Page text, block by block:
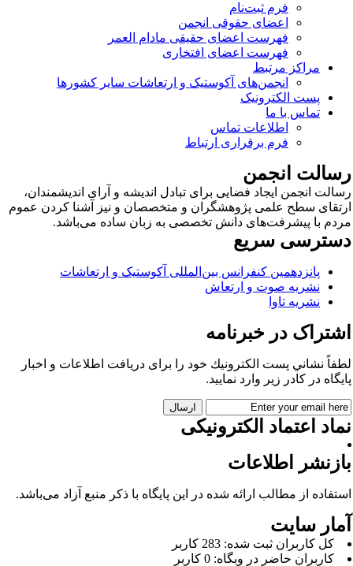
فرم ثبت‌نام
اعضای حقوقی انجمن
فهرست اعضای حقیقی مادام‌ العمر
فهرست اعضای افتخاری
مراکز مرتبط
انجمن‌های آکوستیک و ارتعاشات سایر کشورها
پست الکترونیک
تماس با ما
اطلاعات تماس
فرم برقراری ارتباط
انجمن
انجمن ایجاد فضایی برای تبادل اندیشه و آرای اندیشمندان،
سطح علمی پژوهشگران و متخصصان و نیز آشنا کردن عموم
با پیشرفت‌های دانش تخصصی به زبان ساده می‌باشد.
سریع
پانزدهمین کنفرانس بین‌المللی آکوستیک و ارتعاشات
نشریه صوت و ارتعاش
نشریه تاوا
در خبرنامه
نشاني پست الكترونيك خود را برای دريافت اطلاعات و اخبار
در كادر زير وارد نمایید.
اعتماد الکترونیکی
اطلاعات
از مطالب ارائه شده در این پایگاه با ذکر منبع آزاد می‌باشد.
سایت
كل کاربران ثبت شده: 283 کاربر
کاربران حاضر در وبگاه: 0 کاربر